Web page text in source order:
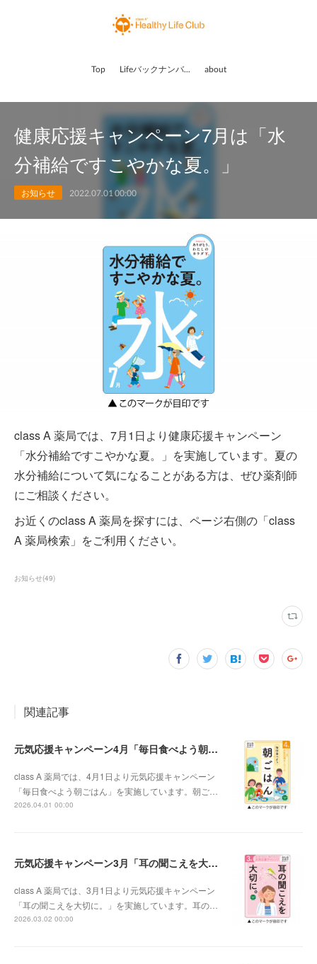
Top Lifeバックナンバー about
健康応援キャンペーン7月は「水
分補給ですこやかな夏。」
お知らせ 2022.07.01 00:00
class A 薬局では、7月1日より健康応援キャンペーン
「水分補給ですこやかな夏。」を実施しています。夏の
水分補給について気になることがある方は、ぜひ薬剤師
にご相談ください。
お近くのclass A 薬局を探すには、ページ右側の「class
A 薬局検索」をご利用ください。
お知らせ(49)
関連記事
元気応援キャンペーン4月「毎日食べよう朝ごはん」
class A 薬局では、4月1日より元気応援キャンペーン
「毎日食べよう朝ごはん」を実施しています。朝ご…
2026.04.01 00:00
元気応援キャンペーン3月「耳の聞こえを大切に。」
class A 薬局では、3月1日より元気応援キャンペーン
「耳の聞こえを大切に。」を実施しています。耳の…
2026.03.02 00:00